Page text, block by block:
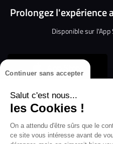
Continuer sans accepter
Salut c'est nous...
les Cookies !
On a attendu d'être sûrs que le
ce site vous intéresse avant de
Prolongez l'expérience
Disponible sur
Confidentialité
Conditions générales